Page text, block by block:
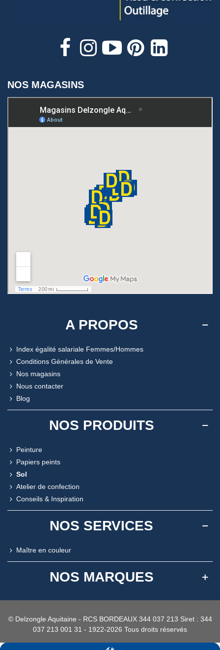
NOS MAGASINS
A PROPOS
Index égalité salariale Femmes/Hommes
Conditions Générales de Vente
Nos magasins
Nous contacter
Blog
NOS PRODUITS
Peinture
Papiers peints
Sol
Atelier de confection
Conseils & Inspiration
NOS SERVICES
Maître en couleur
NOS MARQUES
© Delzongle Aquitaine - RCS BORDEAUX 344 037 213 Siret : 344
037 213 001 31 - 1922-2026 Tous droits réservés